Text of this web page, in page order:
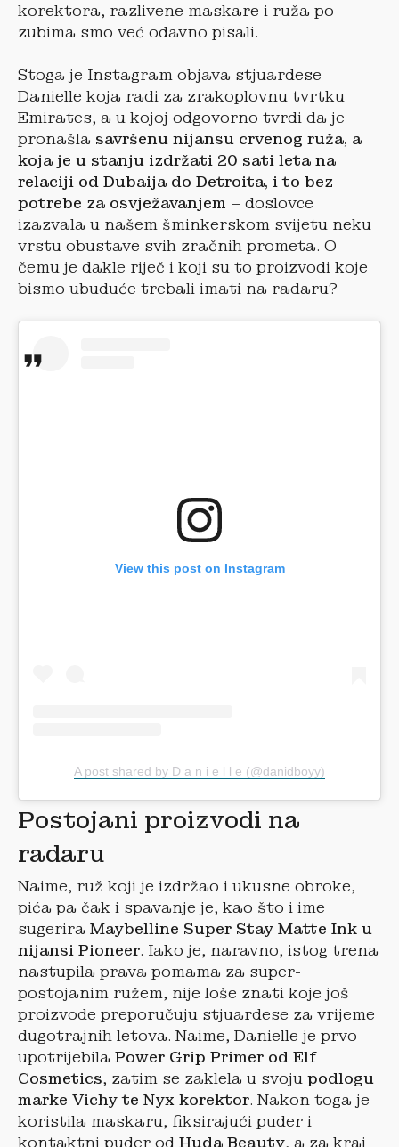
korektora, razlivene maskare i ruža po
zubima smo već odavno pisali.
Stoga je Instagram objava stjuardese
Danielle koja radi za zrakoplovnu tvrtku
Emirates, a u kojoj odgovorno tvrdi da je
pronašla savršenu nijansu crvenog ruža, a
koja je u stanju izdržati 20 sati leta na
relaciji od Dubaija do Detroita, i to bez
potrebe za osvježavanjem – doslovce
izazvala u našem šminkerskom svijetu neku
vrstu obustave svih zračnih prometa. O
čemu je dakle riječ i koji su to proizvodi koje
bismo ubuduće trebali imati na radaru?
View this post on Instagram
A post shared by D a n i e l l e (@danidboyy)
Postojani proizvodi na
radaru
Naime, ruž koji je izdržao i ukusne obroke,
pića pa čak i spavanje je, kao što i ime
sugerira Maybelline Super Stay Matte Ink u
nijansi Pioneer. Iako je, naravno, istog trena
nastupila prava pomama za super-
postojanim ružem, nije loše znati koje još
proizvode preporučuju stjuardese za vrijeme
dugotrajnih letova. Naime, Danielle je prvo
upotrijebila Power Grip Primer od Elf
Cosmetics, zatim se zaklela u svoju podlogu
marke Vichy te Nyx korektor. Nakon toga je
koristila maskaru, fiksirajući puder i
kontaktni puder od Huda Beauty, a za kraj